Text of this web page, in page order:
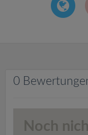
0
Noch